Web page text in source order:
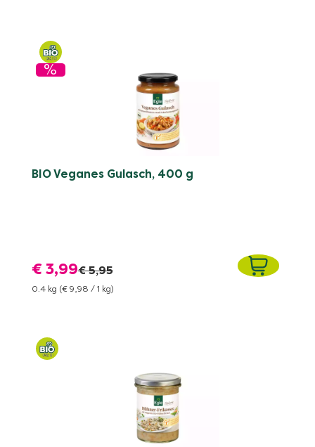
%
BIO Veganes Gulasch, 400 g
€ 3,99€ 5,95
0.4 kg (€ 9,98 / 1 kg)